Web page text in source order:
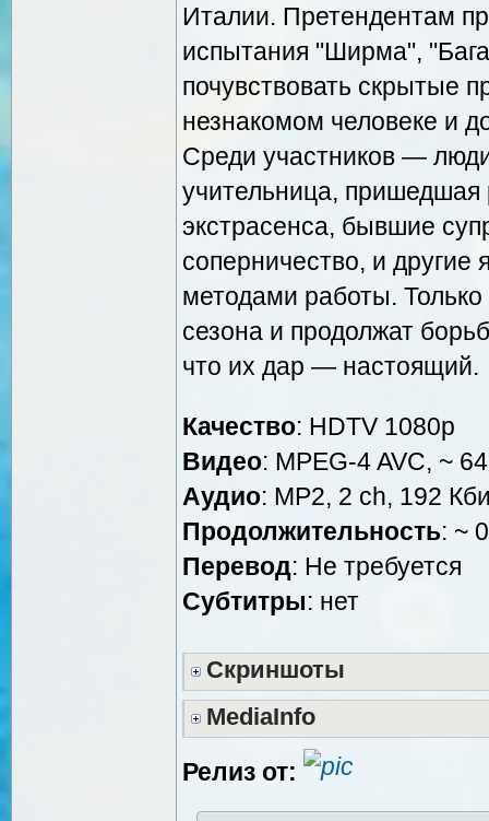
Италии. Претендентам
испытания "Ширма",
почувствовать скрытые
незнакомом человеке и
Среди участников —
учительница, пришедшая
экстрасенса, бывшие
соперничество, и другие
методами работы.
сезона и продолжат
что их дар — настоящий.
Качество: HDTV 1080р
Видео: MPEG-4 AVC, ~
Аудио: MP2, 2 ch, 192
Продолжительность: ~
Перевод: Не требуется
Субтитры: нет
Скриншоты
MediaInfo
Релиз от: